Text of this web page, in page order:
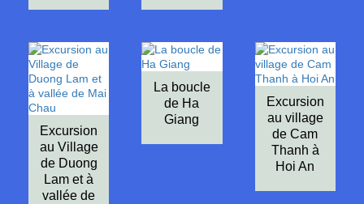
Excursion
au Village
de Duong
Lam et à
vallée de
La boucle
de Ha
Giang
Excursion
au village
de Cam
Thanh à
Hoi An